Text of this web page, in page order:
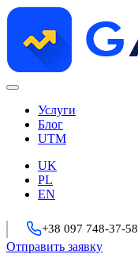
Услуги
Блог
UTM
UK
PL
EN
+38 097 748-37-58
Отправить заявку